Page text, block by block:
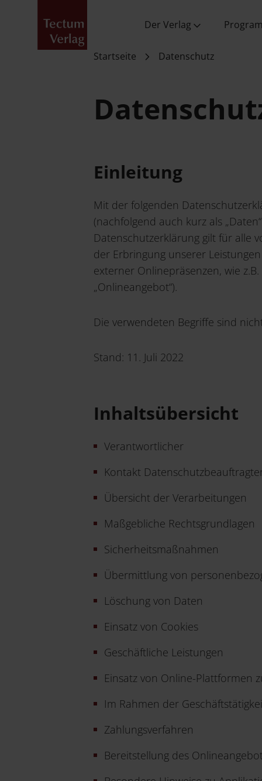
Der Verlag
Startseite Datenschutz
Einleitung
Mit der folgenden
(nachfolgend auch kurz als
Datenschutzerklärung gilt für alle
der Erbringung unserer
externer Onlinepräsenzen, wie
„Onlineangebot“).
Die verwendeten Begriffe sind
Stand: 11. Juli 2022
Inhaltsübersicht
Verantwortlicher
Kontakt
Übersicht der Verarbeitungen
Maßgebliche Rechtsgrundlagen
Sicherheitsmaßnahmen
Übermittlung von
Löschung von Daten
Einsatz von Cookies
Geschäftliche Leistungen
Einsatz von Online-Plattformen
Im Rahmen der
Zahlungsverfahren
Bereitstellung des